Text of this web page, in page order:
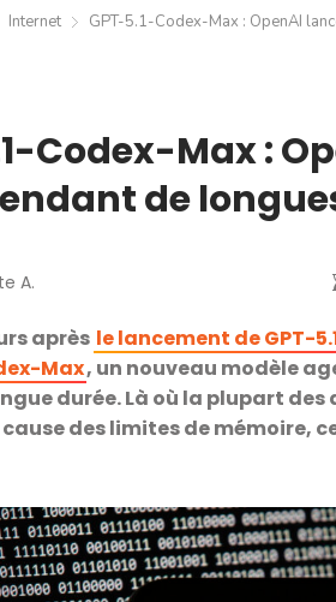
Internet GPT-5.1-Codex-Max : OpenAI
Codex-Max :
de
A.
après le lancement de GPT-
Max, un nouveau modèle
durée. Là où la plupart
des limites de mémoire,